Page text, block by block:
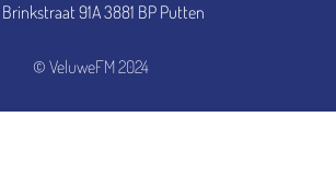
© VeluweFM 2024
Brinkstraat 91A 3881 BP Putten